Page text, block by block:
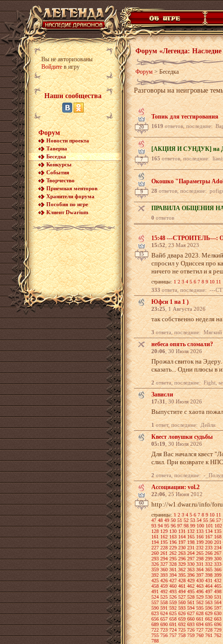
Вы не авторизованы
Войдитев игру
Наши сообщества
Форум
Новости проекта
Таверна
Беседка
Конкурсы
События
Творчество
Приемная менторов
Хранители форума
Пособия по игре
Клиент Dwarium
Форум «Легенда:
Форум > Беседка
Разговоры на неигровые
20
Топик для тестирования
1619 ответов, последние:
7
[АКЦИЯ И СУНДУК] на
165 ответов, последние:
9
Окошко "Параметры
28ответов, последние: pofigu, -
ПРАВИЛА ОБЩЕНИЯ
0ответов
15
15:48 ---СТРОИТЕЛЬ---:
15:52, 23 Мая 2023
Вайб двара 2023.
спросил у Одиссея про
ничего не ответил и я
страницы: 1 2 3 4 5 6 7 8 9 10 11
333ответа, последние: ---СТРОИТЕЛЬ---, ---
Юфси 1 на 1 )
23:25, 1 Августа 2026
так собственно неделя
3ответа, последние:
небеса опять сломали?
20:06, 30 Июля 2026
Прожал свиток на
сказать... Одни плюсы в
2ответа, последние: Fight,
Зависли
17:31, 30 Июля 2026
Выпустите с хаота
1ответ, последние: Дейли
Квест ловушки судьбы
05:19, 30 Июля 2026
Для Вас начался квест
слил. При возврате к
2ответа, последние: -
60
Ассоциации: vol.2
22:06, 25 Июня 2012
http://w1.dwar.ru/info/
страницы: 1 2 3 4 5 6 7 8 9 10 11
47 48 49 50 51 52 53 54 55 56 57
93 94 95 96 97 98 99 100 101 102
128 129 130 131 132 133 134 135
161 162 163 164 165 166 167 168
194 195 196 197 198 199 200 201
227 228 229 230 231 232 233 234
260 261 262 263 264 265 266 267
293 294 295 296 297 298 299 300
326 327 328 329 330 331 332 333
359 360 361 362 363 364 365 366
392 393 394 395 396 397 398 399
425 426 427 428 429 430 431 432
458 459 460 461 462 463 464 465
491 492 493 494 495 496 497 498
524 525 526 527 528 529 530 531
557 558 559 560 561 562 563 564
590 591 592 593 594 595 596 597
623 624 625 626 627 628 629 630
656 657 658 659 660 661 662 663
689 690 691 692 693 694 695 696
722 723 724 725 726 727 728 729
755 756 757 758 759 760 761 762
788